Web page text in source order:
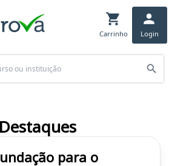
Carrinho Login
para o